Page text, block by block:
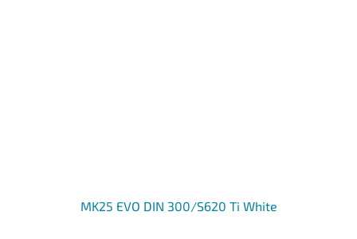
MK25 EVO DIN 300/S620 Ti White